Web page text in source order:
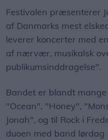
Festivalen præsenterer
af Danmarks mest
leverer koncerter med
af nærvær, musikalsk
publikumsinddragelse".
Bandet er blandt
"Ocean", "Honey",
Jonah", og til Rock i
duoen med band lørdag